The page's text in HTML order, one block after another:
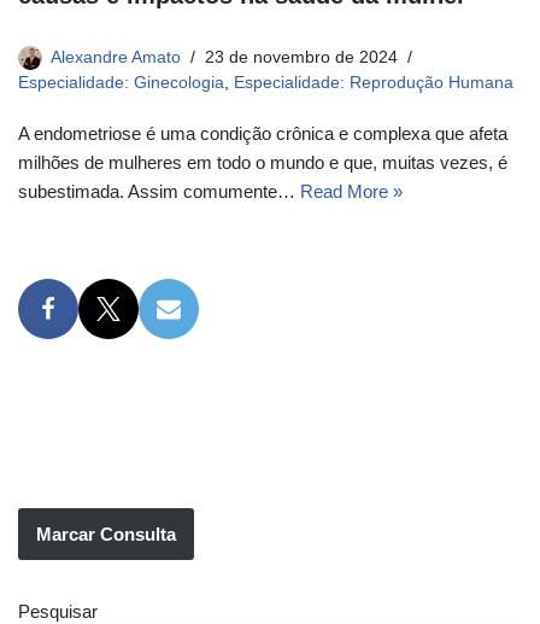
Alexandre Amato
23 de novembro de 2024
Especialidade: Ginecologia, Especialidade: Reprodução Humana
A endometriose é uma condição crônica e complexa que afeta
milhões de mulheres em todo o mundo e que, muitas vezes, é
subestimada. Assim comumente… Read More »
Marcar Consulta
Pesquisar